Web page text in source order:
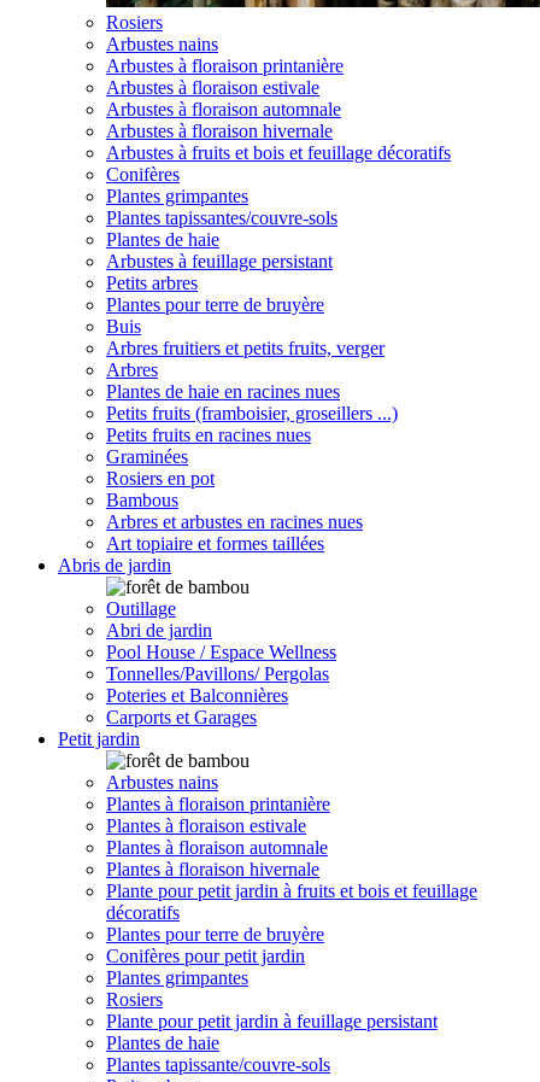
Rosiers
Arbustes nains
Arbustes à floraison printanière
Arbustes à floraison estivale
Arbustes à floraison automnale
Arbustes à floraison hivernale
Arbustes à fruits et bois et feuillage décoratifs
Conifères
Plantes grimpantes
Plantes tapissantes/couvre-sols
Plantes de haie
Arbustes à feuillage persistant
Petits arbres
Plantes pour terre de bruyère
Buis
Arbres fruitiers et petits fruits, verger
Arbres
Plantes de haie en racines nues
Petits fruits (framboisier, groseillers ...)
Petits fruits en racines nues
Graminées
Rosiers en pot
Bambous
Arbres et arbustes en racines nues
Art topiaire et formes taillées
Abris de jardin
Outillage
Abri de jardin
Pool House / Espace Wellness
Tonnelles/Pavillons/ Pergolas
Poteries et Balconnières
Carports et Garages
Petit jardin
Arbustes nains
Plantes à floraison printanière
Plantes à floraison estivale
Plantes à floraison automnale
Plantes à floraison hivernale
Plante pour petit jardin à fruits et bois et feuillage
décoratifs
Plantes pour terre de bruyère
Conifères pour petit jardin
Plantes grimpantes
Rosiers
Plante pour petit jardin à feuillage persistant
Plantes de haie
Plantes tapissante/couvre-sols